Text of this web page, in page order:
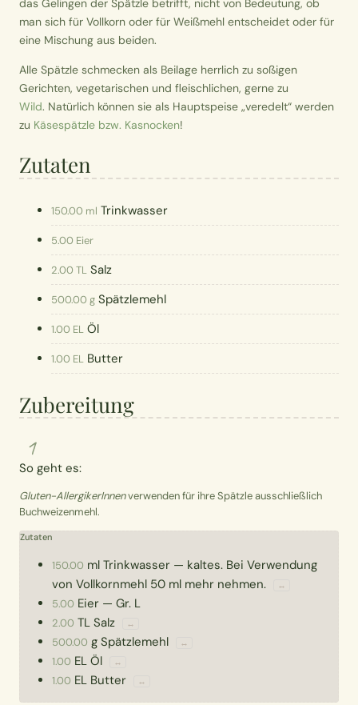
das Gelingen der Spätzle betrifft, nicht von Bedeutung, ob
man sich für Vollkorn oder für Weißmehl entscheidet oder für
eine Mischung aus beiden.
Alle Spätzle schmecken als Beilage herrlich zu soßigen
Gerichten, vegetarischen und fleischlichen, gerne zu
Wild. Natürlich können sie als Hauptspeise „veredelt“ werden
zu Käsespätzle bzw. Kasnocken!
Zutaten
150.00 ml Trinkwasser
5.00 Eier
2.00 TL Salz
500.00 g Spätzlemehl
1.00 EL Öl
1.00 EL Butter
Zubereitung
1
So geht es:
Gluten-AllergikerInnenverwenden für ihre Spätzle ausschließlich
Buchweizenmehl.
Zutaten
150.00 ml Trinkwasser — kaltes. Bei Verwendung
von Vollkornmehl 50 ml mehr nehmen.
↔
5.00 Eier — Gr. L
2.00 TL Salz ↔
500.00 g Spätzlemehl ↔
1.00 EL Öl ↔
1.00 EL Butter ↔